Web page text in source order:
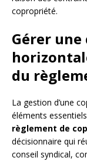
copropriété.
Gérer
du
La gestion d’une
éléments
règlement de
décisionnaire qui
conseil syndical,